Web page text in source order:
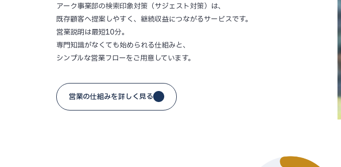
アーク事業部の検索印象対策（サジェスト対策）は、
既存顧客へ提案しやすく、継続収益につながるサービスです。
営業説明は最短10分。
専門知識がなくても始められる仕組みと、
シンプルな営業フローをご用意しています。
営業の仕組みを詳しく見る